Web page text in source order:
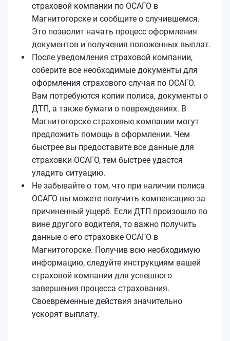
страховой компании по ОСАГО в
Магнитогорске и сообщите о случившемся.
Это позволит начать процесс оформления
документов и получения положенных выплат.
После уведомления страховой компании,
соберите все необходимые документы для
оформления страхового случая по ОСАГО.
Вам потребуются копии полиса, документы о
ДТП, а также бумаги о повреждениях. В
Магнитогорске страховые компании могут
предложить помощь в оформлении. Чем
быстрее вы предоставите все данные для
страховки ОСАГО, тем быстрее удастся
уладить ситуацию.
Не забывайте о том, что при наличии полиса
ОСАГО вы можете получить компенсацию за
причиненный ущерб. Если ДТП произошло по
вине другого водителя, то важно получить
данные о его страховке ОСАГО в
Магнитогорске. Получив всю необходимую
информацию, следуйте инструкциям вашей
страховой компании для успешного
завершения процесса страхования.
Своевременные действия значительно
ускорят выплату.